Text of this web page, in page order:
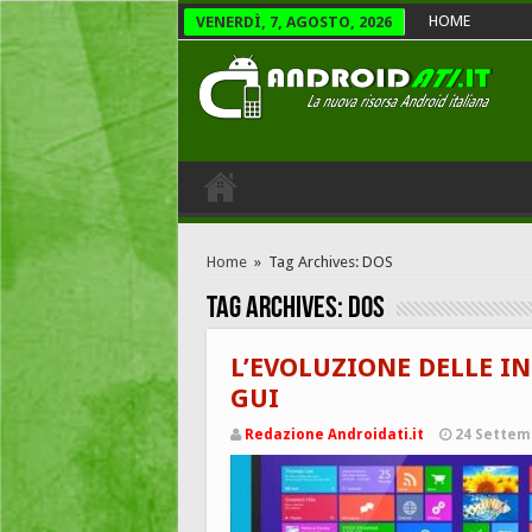
VENERDÌ, 7, AGOSTO, 2026 HOME
Home » Tag Archives: DOS
Tag Archives: DOS
L’EVOLUZIONE DELLE
GUI
Redazione Androidati.it 24